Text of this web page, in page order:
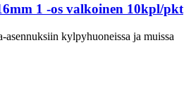
1 -os valkoinen 10kpl/pkt
kylpyhuoneissa ja muissa